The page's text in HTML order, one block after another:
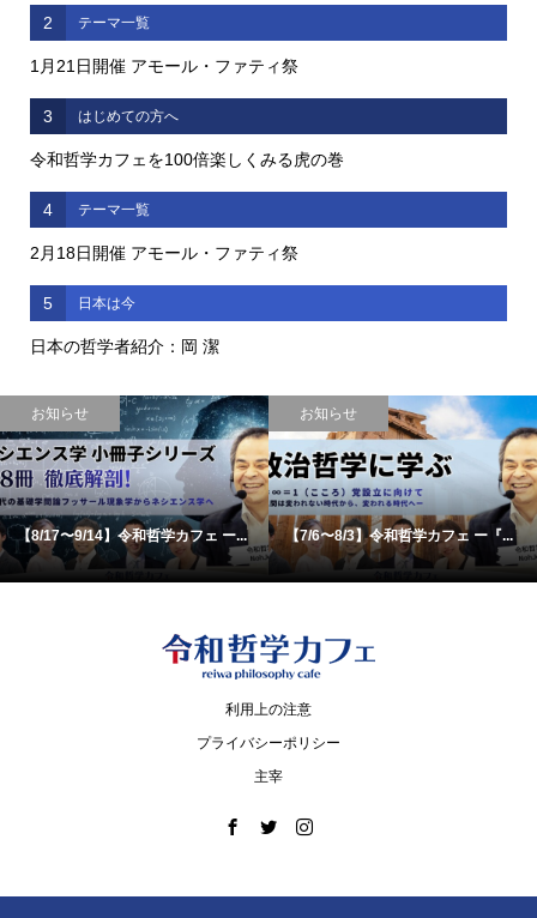
2 テーマ一覧
1月21日開催 アモール・ファティ祭
3 はじめての方へ
令和哲学カフェを100倍楽しくみる虎の巻
4 テーマ一覧
2月18日開催 アモール・ファティ祭
5 日本は今
日本の哲学者紹介：岡 潔
お知らせ
【8/17〜9/14】令和哲学カフェ ー...
お知らせ
【7/6〜8/3】令和哲学カフェ ー『...
利用上の注意
プライバシーポリシー
主宰